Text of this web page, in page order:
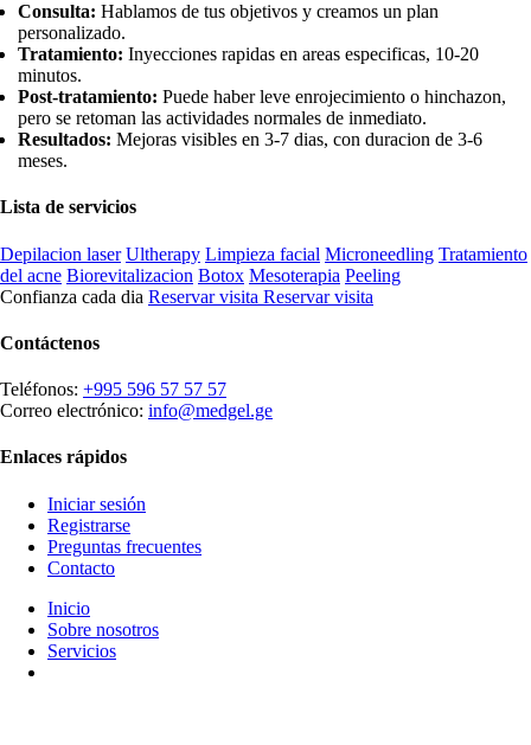
Consulta: Hablamos de tus objetivos y creamos un plan
personalizado.
Tratamiento: Inyecciones rapidas en areas especificas, 10-20
minutos.
Post-tratamiento: Puede haber leve enrojecimiento o hinchazon,
pero se retoman las actividades normales de inmediato.
Resultados: Mejoras visibles en 3-7 dias, con duracion de 3-6
meses.
Lista de servicios
Depilacion laser Ultherapy Limpieza facial Microneedling Tratamiento
del acne Biorevitalizacion Botox Mesoterapia Peeling
Confianza cada dia Reservar visita Reservar visita
Contáctenos
Teléfonos: +995 596 57 57 57
Correo electrónico: info@medgel.ge
Enlaces rápidos
Iniciar sesión
Registrarse
Preguntas frecuentes
Contacto
Inicio
Sobre nosotros
Servicios